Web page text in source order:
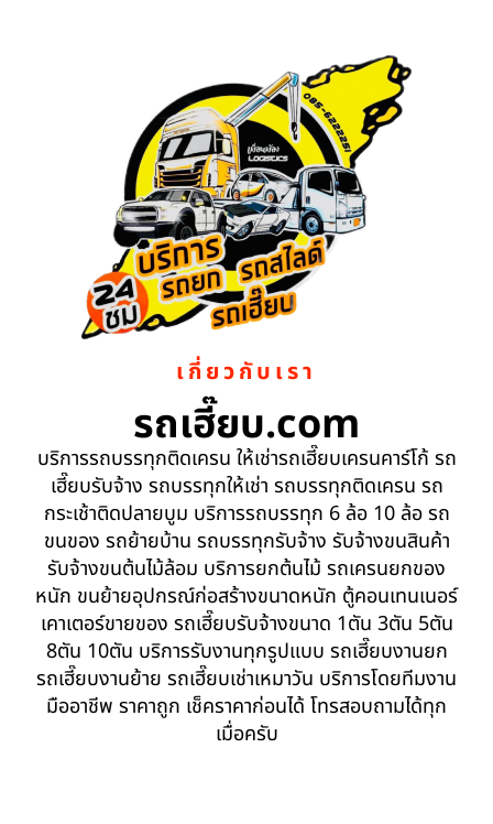
เกี่ยวกับเรา
รถเฮี๊ยบ.com
บริการรถบรรทุกติดเครน ให้เช่ารถเฮี๊ยบเครนคาร์โก้ รถ
เฮี๊ยบรับจ้าง รถบรรทุกให้เช่า รถบรรทุกติดเครน รถ
กระเช้าติดปลายบูม บริการรถบรรทุก 6 ล้อ 10 ล้อ รถ
ขนของ รถย้ายบ้าน รถบรรทุกรับจ้าง รับจ้างขนสินค้า
รับจ้างขนต้นไม้ล้อม บริการยกต้นไม้ รถเครนยกของ
หนัก ขนย้ายอุปกรณ์ก่อสร้างขนาดหนัก ตู้คอนเทนเนอร์
เคาเตอร์ขายของ รถเฮี๊ยบรับจ้างขนาด 1ตัน 3ตัน 5ตัน
8ตัน 10ตัน บริการรับงานทุกรูปแบบ รถเฮี๊ยบงานยก
รถเฮี๊ยบงานย้าย รถเฮี๊ยบเช่าเหมาวัน บริการโดยทีมงาน
มืออาชีพ ราคาถูก เช็คราคาก่อนได้ โทรสอบถามได้ทุก
เมื่อครับ